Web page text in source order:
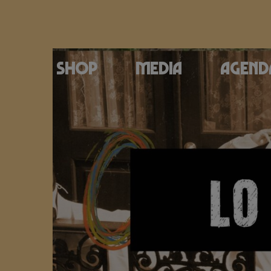
Shop Media